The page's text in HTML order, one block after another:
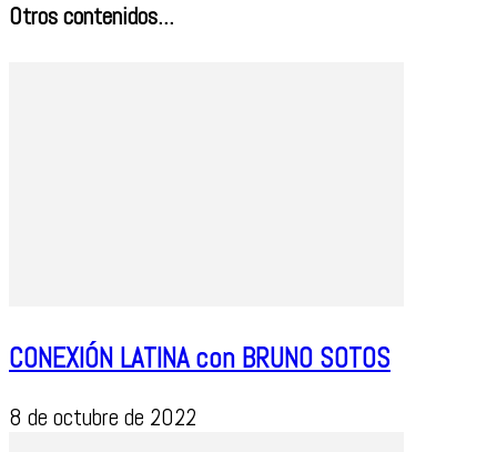
Otros contenidos...
CONEXIÓN LATINA con BRUNO SOTOS
8 de octubre de 2022